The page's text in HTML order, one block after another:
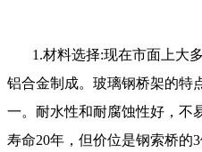
1.材料选择:现在市面上大多
铝合金制成。玻璃钢桥架的特
一。耐水性和耐腐蚀性好，不
寿命20年，但价位是钢索桥的